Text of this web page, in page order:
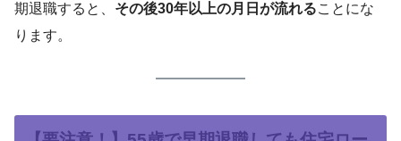
期退職すると、 その後30年以上の月日が流れることにな
ります。